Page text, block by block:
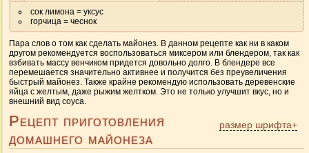
сок лимона = уксус
горчица = чеснок
Пара слов о том как сделать майонез. В данном рецепте как ни в каком
другом рекомендуется воспользоваться миксером или блендером, так как
взбивать массу венчиком придется довольно долго. В блендере все
перемешается значительно активнее и получится без преувеличения
быстрый майонез. Также крайне рекомендую использовать деревенские
яйца с желтым, даже рыжим желтком. Это не только улучшит вкус, но и
внешний вид соуса.
размер шрифта+
Рецепт приготовления
домашнего майонеза